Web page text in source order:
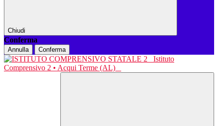
Chiudi
Conferma
Annulla Conferma
Istituto
Comprensivo 2 • Acqui Terme (AL)